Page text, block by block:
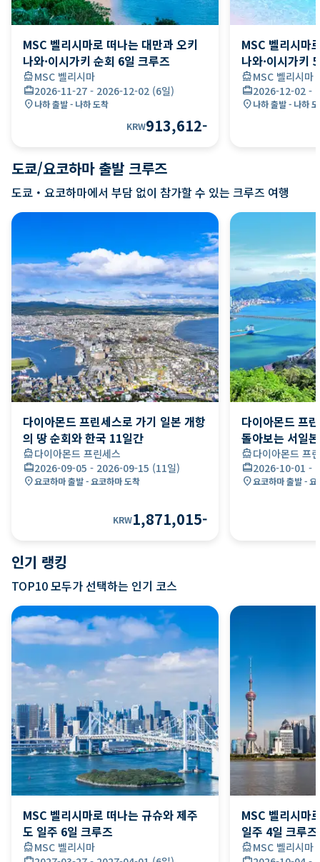
MSC 벨리시마로 떠나는 대만과 오키
나와·이시가키 순회 6일 크루즈
directions_boatMSC 벨리시마
card_travel2026-11-27 - 2026-12-02 (6일)
location_on나하 출발 - 나하 도착
KRW913,612-
MSC 벨리시마
나와·이시가키
directions_boatMSC 벨리시마
card_travel2026-12-02 -
location_on나하 출발 - 나하
도쿄/요코하마 출발 크루즈
도쿄・요코하마에서 부담 없이 참가할 수 있는 크루즈 여행
다이아몬드 프린세스로 가기 일본 개항
의 땅 순회와 한국 11일간
directions_boat다이아몬드 프린세스
card_travel2026-09-05 - 2026-09-15 (11일)
location_on요코하마 출발 - 요코하마 도착
KRW1,871,015-
다이아몬드 프
돌아보는 서일
directions_boat다이아몬드 프
card_travel2026-10-01 -
location_on요코하마 출발 - 요
인기 랭킹
TOP10 모두가 선택하는 인기 코스
MSC 벨리시마로 떠나는 규슈와 제주
도 일주 6일 크루즈
directions_boatMSC 벨리시마
MSC 벨리시마
일주 4일 크루즈
directions_boatMSC 벨리시마